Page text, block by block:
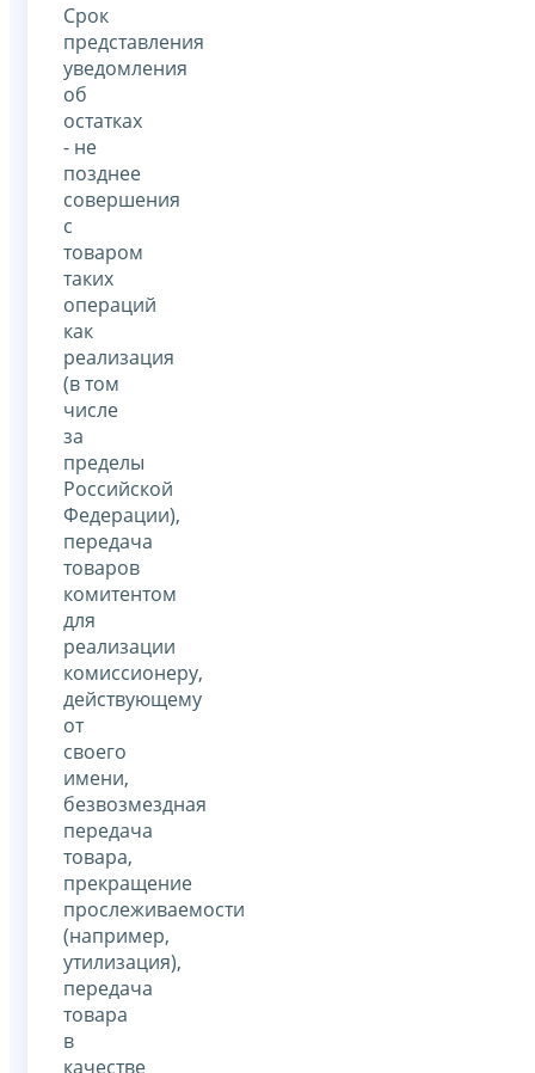
Срок
представления
уведомления
об
остатках
- не
позднее
совершения
с
товаром
таких
операций
как
реализация
(в том
числе
за
пределы
Российской
Федерации),
передача
товаров
комитентом
для
реализации
комиссионеру,
действующему
от
своего
имени,
безвозмездная
передача
товара,
прекращение
прослеживаемости
(например,
утилизация),
передача
товара
в
качестве